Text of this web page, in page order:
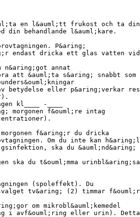
en l&auml;tt frukost och ta
din behandlande l&auml;kare.
provtagningen. P&aring;
endast dricka ett glas vatten vid
n&aring;got annat
att &auml;ta s&aring; snabbt
betydelse eller p&aring;verkar
kl____ -____
morgonen f&ouml;re intag
morgonen f&aring;r du dricka
Om du inte kan
ska du &auml;nd&aring;
ska du t&ouml;mma
(spoleffekt). Du
tv&aring; (2) timmar
om mikrobl&auml;kemedel
i avf&ouml;ring eller urin).